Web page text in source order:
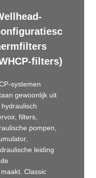
filters)
systemen
gewoonlijk uit
filters,
pompen,
leiding
Classic